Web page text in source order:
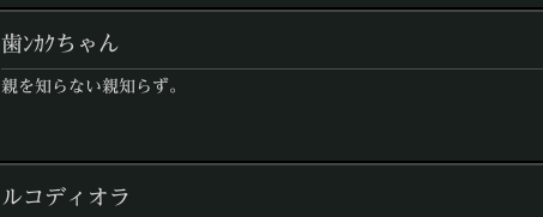
歯ﾝｶｸちゃん
親を知らない親知らず。
ルコディオラ